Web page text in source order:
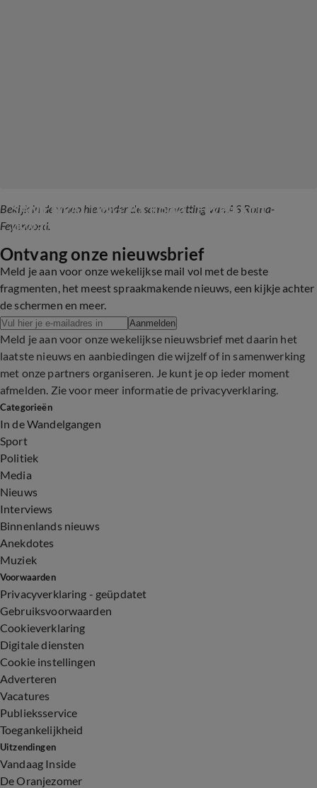
Bekijk in de video hieronder de samenvatting van AS Roma-
Feyenoord.
5:57
SAMENVATTING: AS Roma - Feyenoord
(Kwartfinale Europa League)
Ontvang onze nieuwsbrief
Meld je aan voor onze wekelijkse mail vol met de beste
fragmenten, het meest spraakmakende nieuws, een kijkje achter
de schermen en meer.
Aanmelden
Meld je aan voor onze wekelijkse nieuwsbrief met daarin het
laatste nieuws en aanbiedingen die wijzelf of in samenwerking
met onze partners organiseren. Je kunt je op ieder moment
afmelden. Zie voor meer informatie de privacyverklaring.
Categorieën
In de Wandelgangen
Sport
Politiek
Media
Nieuws
Interviews
Binnenlands nieuws
Anekdotes
Muziek
Voorwaarden
Privacyverklaring - geüpdatet
Gebruiksvoorwaarden
Cookieverklaring
Digitale diensten
Cookie instellingen
Adverteren
Vacatures
Publieksservice
Toegankelijkheid
Uitzendingen
Vandaag Inside
De Oranjezomer